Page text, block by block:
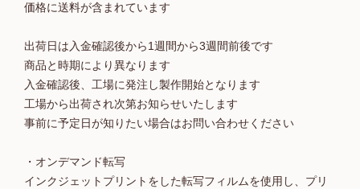
価格に送料が含まれています
出荷日は入金確認後から1週間から3週間前後です
商品と時期により異なります
入金確認後、工場に発注し製作開始となります
工場から出荷され次第お知らせいたします
事前に予定日が知りたい場合はお問い合わせください
・オンデマンド転写
インクジェットプリントをした転写フィルムを使用し、プリ